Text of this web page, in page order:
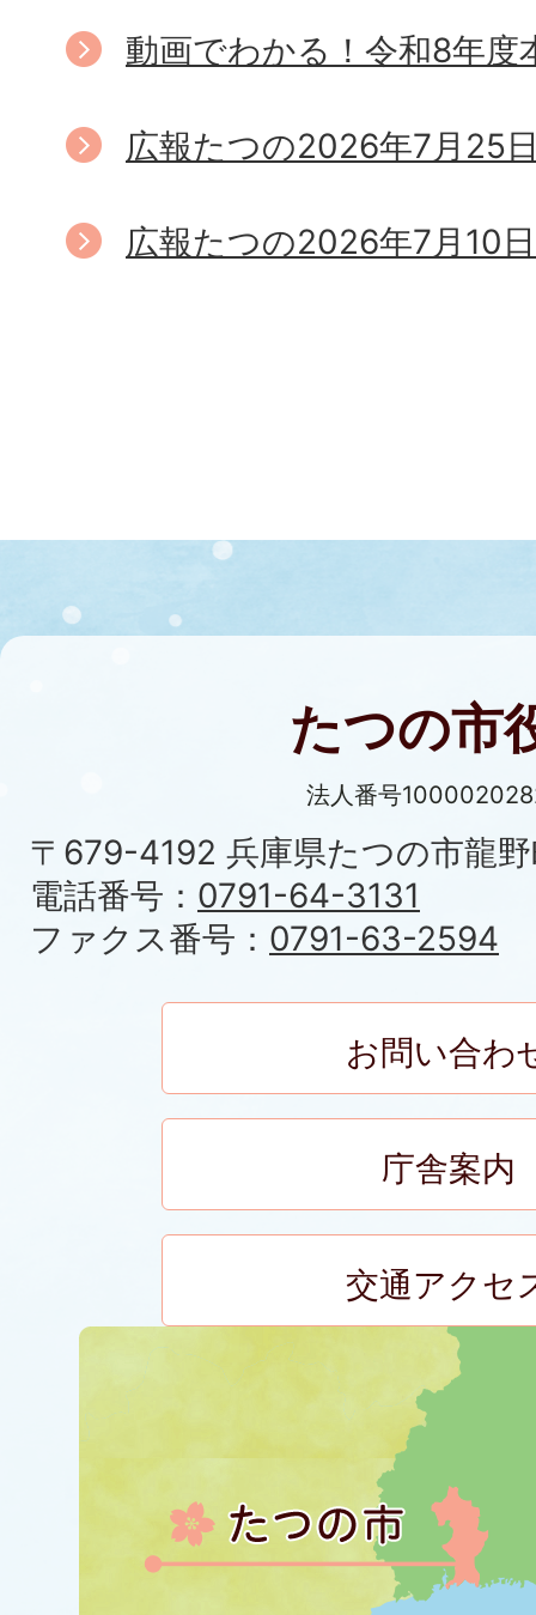
動画でわかる！令和8年度
広報たつの2026年7月25
広報たつの2026年7月10
たつの市
法人番号
〒679-4192 兵庫県たつの市龍
電話番号： 0791-64-3131
ファクス番号： 0791-63-2594
お問い合わ
庁舎案内
交通アクセ